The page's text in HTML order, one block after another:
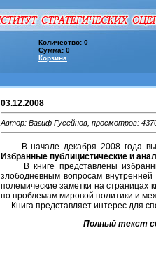
Количество: 0
Сумма: 0
Корзина
03.12.2008
Автор: Вагиф Гусейнов, просмотров:
В начале декабря 2008 года
Избранные публицистические и
В книге представлены
злободневным вопросам
полемические заметки на страницах
по проблемам мировой политики и
Книга представляет интерес для
Полный текст